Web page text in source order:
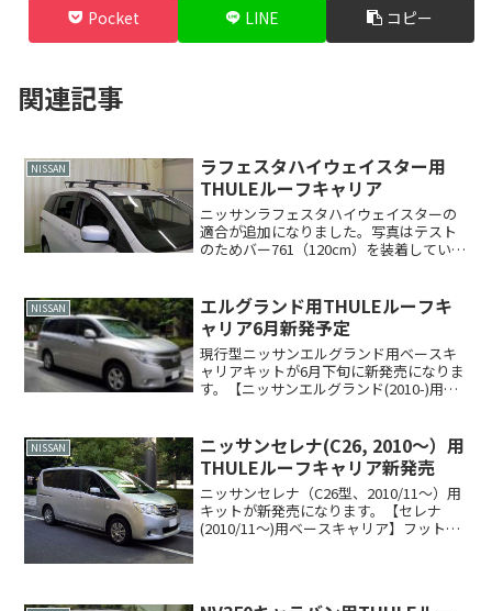
Pocket LINE コピー
関連記事
NISSAN
ラフェスタハイウェイスター用
THULEルーフキャリア
ニッサンラフェスタハイウェイスターの
適合が追加になりました。写真はテスト
のためバー761（120cm）を装着していま
753 ￥18,900バー 760 ￥5,250...
NISSAN
エルグランド用THULEルーフキ
ャリア6月新発予定
現行型ニッサンエルグランド用ベースキ
ャリアキットが6月下旬に新発売になりま
す。【ニッサンエルグランド(2010-)用ベ
￥5,250----------...
NISSAN
ニッサンセレナ(C26, 2010～）用
THULEルーフキャリア新発売
ニッサンセレナ（C26型、2010/11～）用
キットが新発売になります。【セレナ
(2010/11～)用ベースキャリア】フット